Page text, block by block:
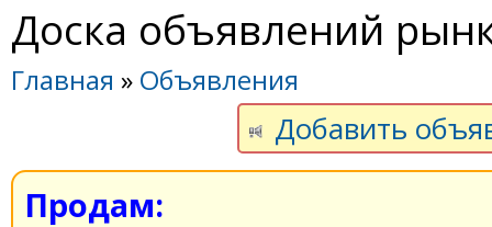
Доска объявлений
Главная » Объявления
Добавить
Продам: